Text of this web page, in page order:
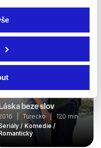
beze slov
| Turecko | 120 min
/ Komedie /